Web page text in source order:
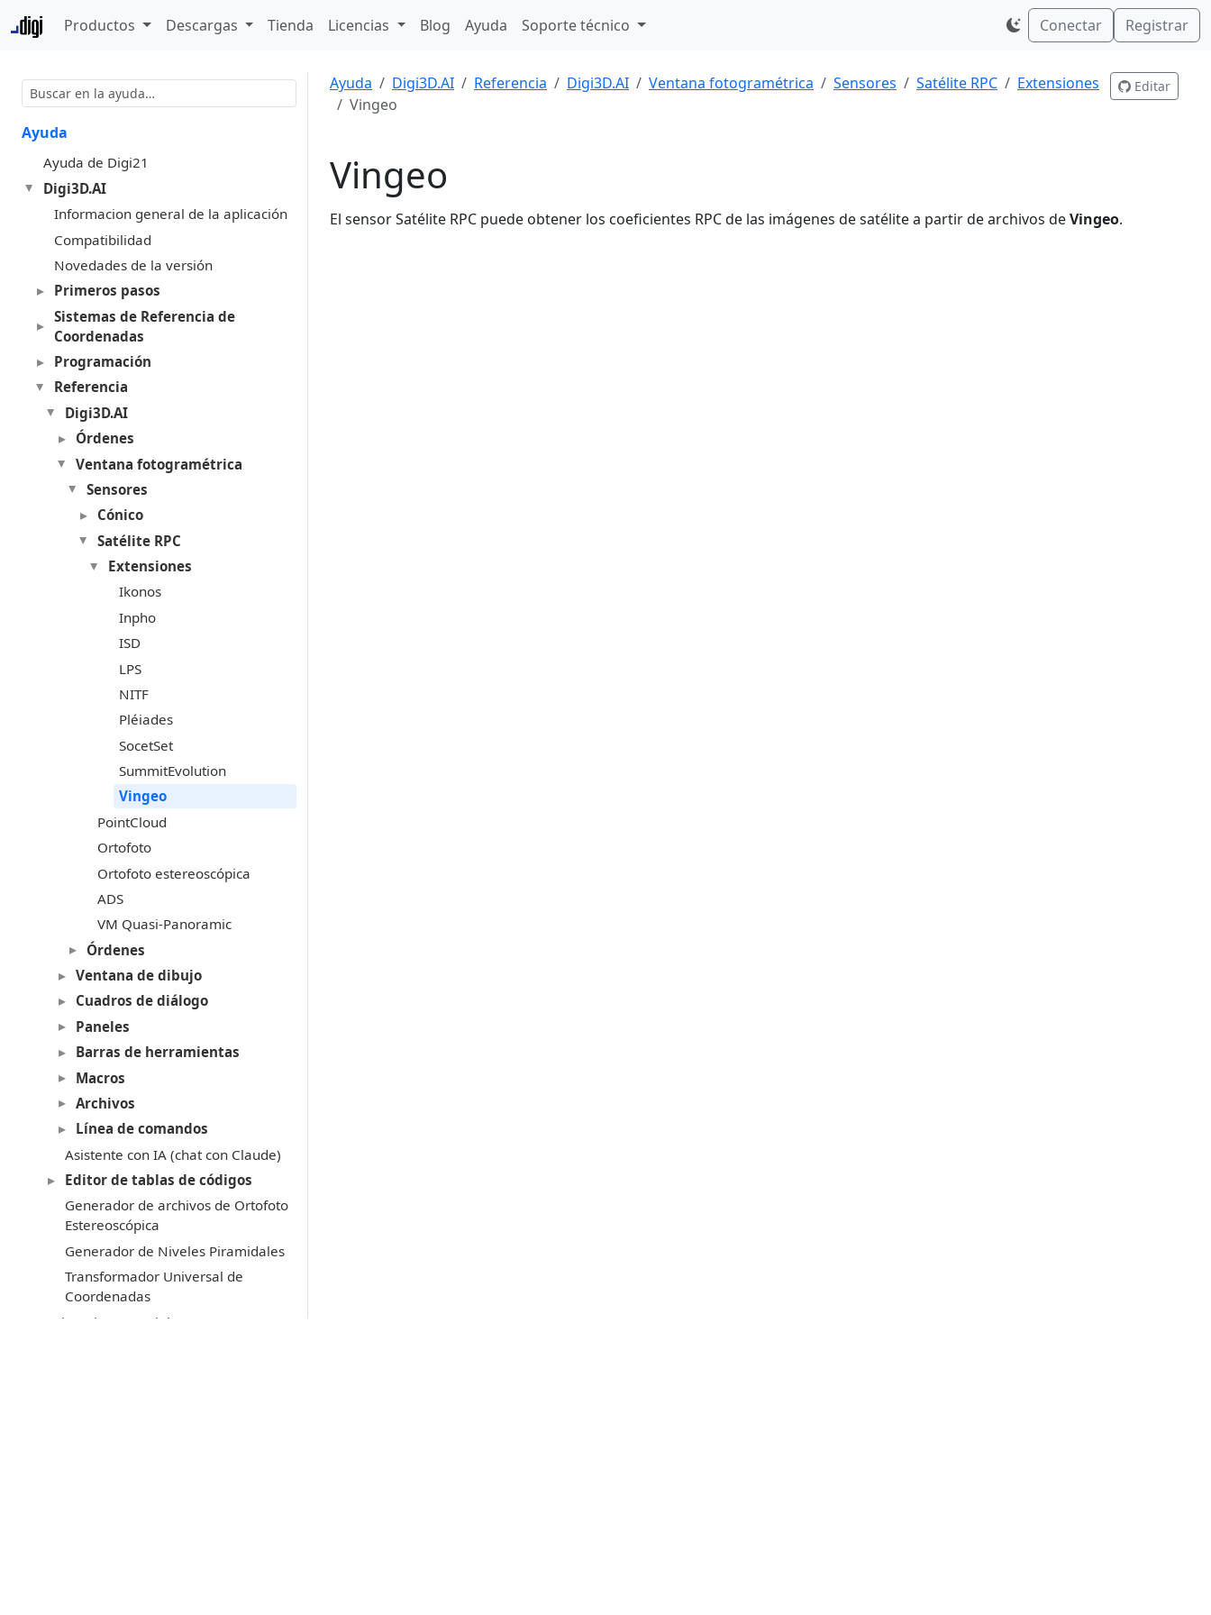
Productos Descargas Tienda Licencias Blog Ayuda Soporte técnico Conectar Registrar
Ayuda
Ayuda de Digi21
Digi3D.AI
Informacion general de la aplicación
Compatibilidad
Novedades de la versión
Primeros pasos
Sistemas de Referencia de
Coordenadas
Programación
Referencia
Digi3D.AI
Órdenes
Ventana fotogramétrica
Sensores
Cónico
Satélite RPC
Extensiones
Ikonos
Inpho
ISD
LPS
NITF
Pléiades
SocetSet
SummitEvolution
Vingeo
PointCloud
Ortofoto
Ortofoto estereoscópica
ADS
VM Quasi-Panoramic
Órdenes
Ventana de dibujo
Cuadros de diálogo
Paneles
Barras de herramientas
Macros
Archivos
Línea de comandos
Asistente con IA (chat con Claude)
Editor de tablas de códigos
Generador de archivos de Ortofoto
Estereoscópica
Generador de Niveles Piramidales
Transformador Universal de
Coordenadas
Licencia y copyright
Ayuda Digi3D.AI Referencia Digi3D.AI Ventana fotogramétrica Sensores Satélite RPC
Extensiones
Vingeo
Editar
Vingeo
El sensor Satélite RPC puede obtener los coeficientes RPC de las imágenes de satélite a partir de archivos deVingeo.